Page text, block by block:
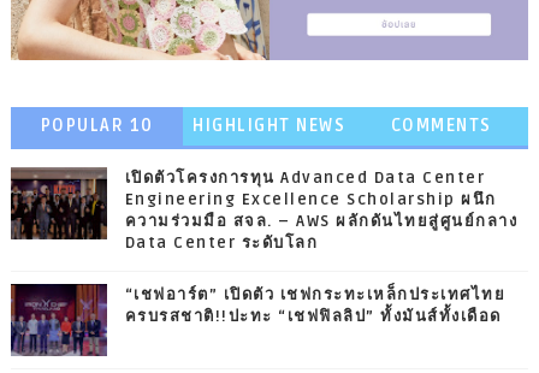
POPULAR 10 HIGHLIGHT NEWS COMMENTS
เปิดตัวโครงการทุน Advanced Data Center
Engineering Excellence Scholarship ผนึก
ความร่วมมือ สจล. – AWS ผลักดันไทยสู่ศูนย์กลาง
Data Center ระดับโลก
“เชฟอาร์ต” เปิดตัว เชฟกระทะเหล็กประเทศไทย
ครบรสชาติ!!ปะทะ “เชฟฟิลลิป” ทั้งมันส์ทั้งเดือด